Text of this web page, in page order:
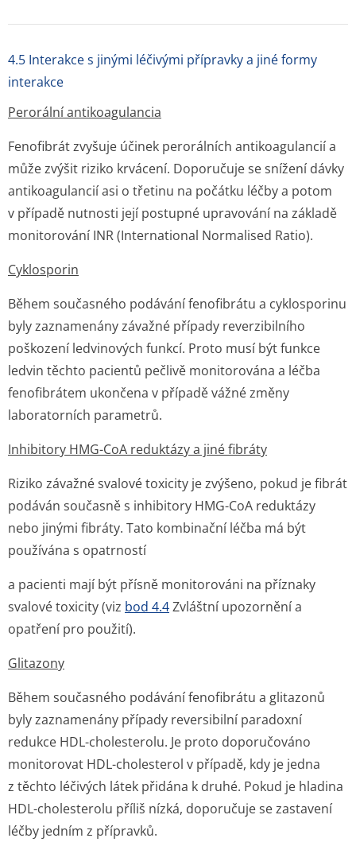
4.5 Interakce s jinými léčivými přípravky a jiné formy
interakce
Perorální antikoagulancia
Fenofibrát zvyšuje účinek perorálních antikoagulancií a
může zvýšit riziko krvácení. Doporučuje se snížení dávky
antikoagulancií asi o třetinu na počátku léčby a potom
v případě nutnosti její postupné upravování na základě
monitorování INR (International Normalised Ratio).
Cyklosporin
Během současného podávání fenofibrátu a cyklosporinu
byly zaznamenány závažné případy reverzibilního
poškození ledvinových funkcí. Proto musí být funkce
ledvin těchto pacientů pečlivě monitorována a léčba
fenofibrátem ukončena v případě vážné změny
laboratorních parametrů.
Inhibitory HMG-CoA reduktázy a jiné fibráty
Riziko závažné svalové toxicity je zvýšeno, pokud je fibrát
podáván současně s inhibitory HMG-CoA reduktázy
nebo jinými fibráty. Tato kombinační léčba má být
používána s opatrností
a pacienti mají být přísně monitorováni na příznaky
svalové toxicity (viz bod 4.4Zvláštní upozornění a
opatření pro použití).
Glitazony
Během současného podávání fenofibrátu a glitazonů
byly zaznamenány případy reversibilní paradoxní
redukce HDL-cholesterolu. Je proto doporučováno
monitorovat HDL-cholesterol v případě, kdy je jedna
z těchto léčivých látek přidána k druhé. Pokud je hladina
HDL-cholesterolu příliš nízká, doporučuje se zastavení
léčby jedním z přípravků.